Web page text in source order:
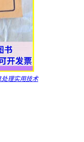
处理实用技术